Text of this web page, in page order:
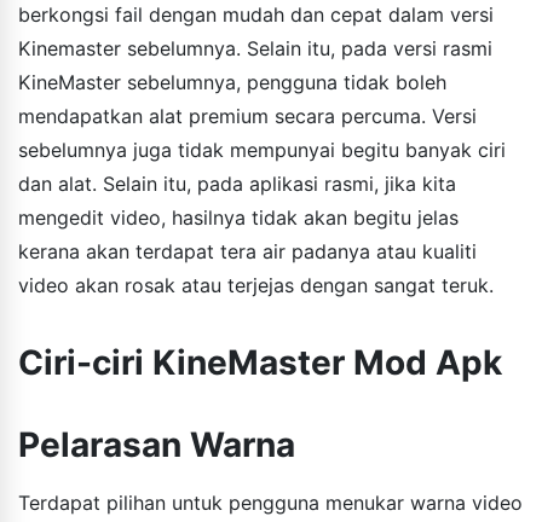
berkongsi fail dengan mudah dan cepat dalam versi
Kinemaster sebelumnya. Selain itu, pada versi rasmi
KineMaster sebelumnya, pengguna tidak boleh
mendapatkan alat premium secara percuma. Versi
sebelumnya juga tidak mempunyai begitu banyak ciri
dan alat. Selain itu, pada aplikasi rasmi, jika kita
mengedit video, hasilnya tidak akan begitu jelas
kerana akan terdapat tera air padanya atau kualiti
video akan rosak atau terjejas dengan sangat teruk.
Ciri-ciri KineMaster Mod Apk
Pelarasan Warna
Terdapat pilihan untuk pengguna menukar warna video